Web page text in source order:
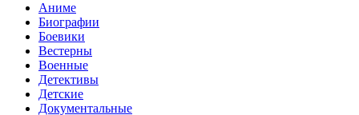
Аниме
Биографии
Боевики
Вестерны
Военные
Детективы
Детские
Документальные